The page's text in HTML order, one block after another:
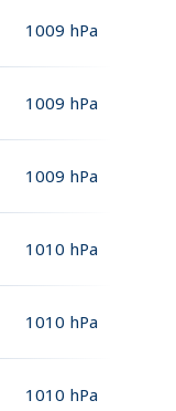
1009 hPa
1009 hPa
1009 hPa
1010 hPa
1010 hPa
1010 hPa